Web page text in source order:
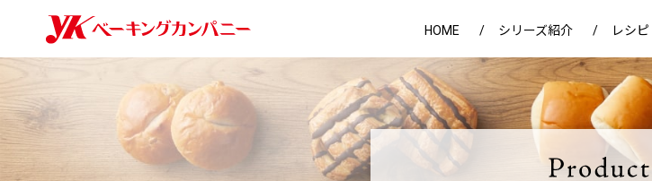
HOME シリーズ紹介 レシピ